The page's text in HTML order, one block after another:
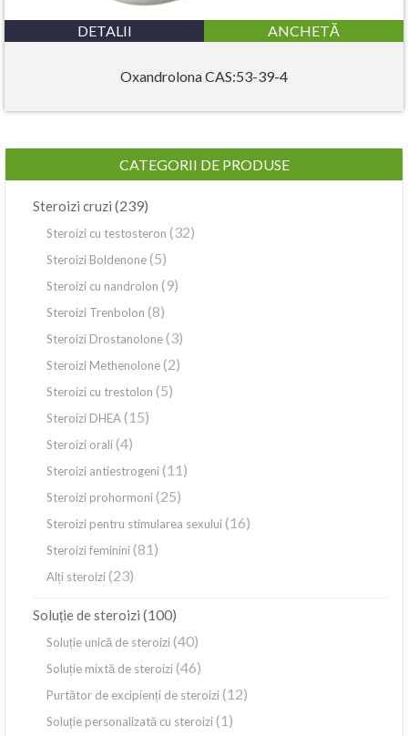
DETALII ANCHETĂ
Oxandrolona CAS:53-39-4
CATEGORII DE PRODUSE
Steroizi cruzi (239)
Steroizi cu testosteron (32)
Steroizi Boldenone(5)
Steroizi cu nandrolon (9)
Steroizi Trenbolon (8)
Steroizi Drostanolone(3)
Steroizi Methenolone(2)
Steroizi cu trestolon (5)
Steroizi DHEA(15)
Steroizi orali(4)
Steroizi antiestrogeni(11)
Steroizi prohormoni(25)
Steroizi pentru stimularea sexului(16)
Steroizi feminini(81)
Alți steroizi(23)
Soluție de steroizi (100)
Soluție unică de steroizi(40)
Soluție mixtă de steroizi(46)
Purtător de excipienți de steroizi(12)
Soluție personalizată cu steroizi(1)